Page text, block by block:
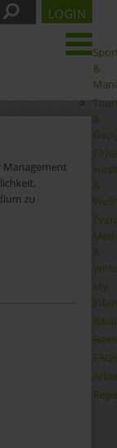
&
&
&
&
My
FAQs
LOGIN
Management
zu